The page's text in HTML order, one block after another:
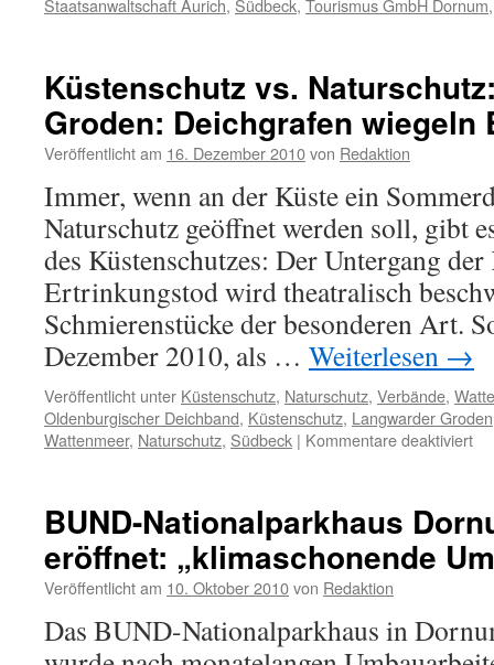
Staatsanwaltschaft Aurich, Südbeck, Tourismus GmbH Dornum
Küstenschutz vs.
Groden: Deichgrafen wiegeln
Veröffentlicht am 16. Dezember 2010von Redaktion
Immer, wenn an der Küste ein
Naturschutz geöffnet werden soll, gibt
des Küstenschutzes: Der Untergang
Ertrinkungstod wird theatralisch
Schmierenstücke der besonderen Art.
Dezember 2010, als … Weiterlesen →
Veröffentlicht unter Küstenschutz, Naturschutz, Verbände,
Oldenburgischer Deichband, Küstenschutz, Langwarder Groden
Wattenmeer, Naturschutz, Südbeck | Kommentare deaktiviertfür
auf
BUND-Nationalparkhaus
eröffnet: „klimaschonende
Veröffentlicht am 10. Oktober 2010von Redaktion
Das BUND-Nationalparkhaus in